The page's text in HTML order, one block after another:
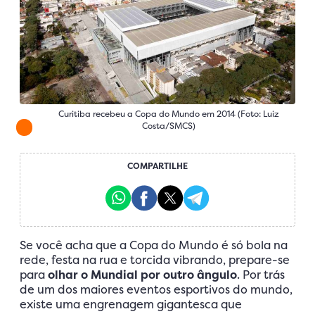
Curitiba recebeu a Copa do Mundo em 2014 (Foto: Luiz
Costa/SMCS)
COMPARTILHE
Se você acha que a Copa do Mundo é só bola na
rede, festa na rua e torcida vibrando, prepare-se
paraolhar o Mundial por outro ângulo. Por trás
de um dos maiores eventos esportivos do mundo,
existe uma engrenagem gigantesca que